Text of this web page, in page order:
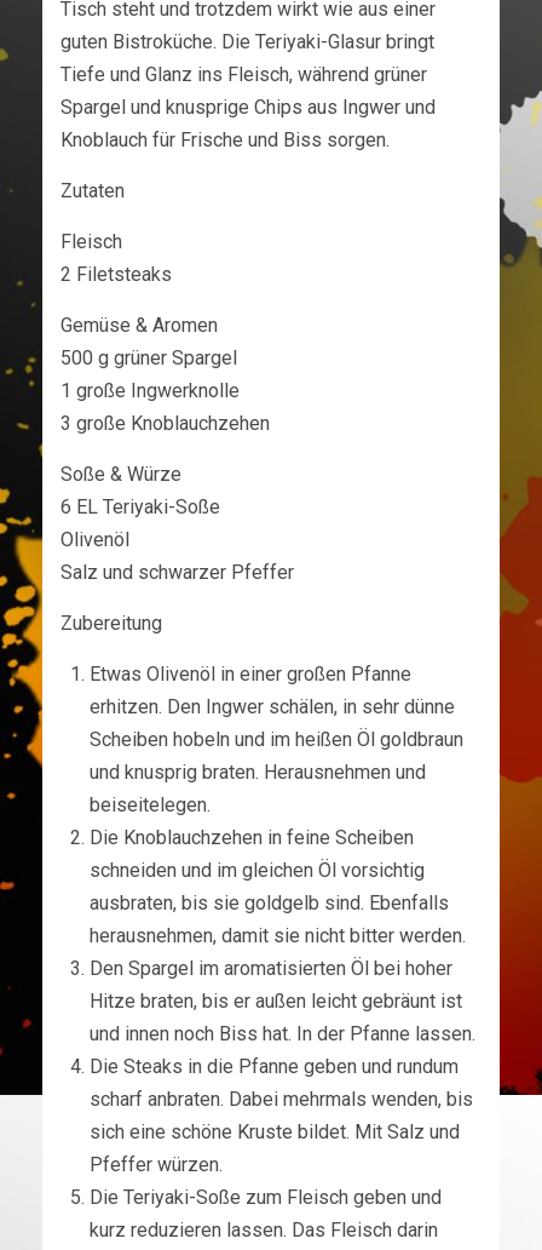
Tisch steht und trotzdem wirkt wie aus einer
guten Bistroküche. Die Teriyaki-Glasur bringt
Tiefe und Glanz ins Fleisch, während grüner
Spargel und knusprige Chips aus Ingwer und
Knoblauch für Frische und Biss sorgen.
Zutaten
Fleisch
2 Filetsteaks
Gemüse & Aromen
500 g grüner Spargel
1 große Ingwerknolle
3 große Knoblauchzehen
Soße & Würze
6 EL Teriyaki-Soße
Olivenöl
Salz und schwarzer Pfeffer
Zubereitung
Etwas Olivenöl in einer großen Pfanne
erhitzen. Den Ingwer schälen, in sehr dünne
Scheiben hobeln und im heißen Öl goldbraun
und knusprig braten. Herausnehmen und
beiseitelegen.
Die Knoblauchzehen in feine Scheiben
schneiden und im gleichen Öl vorsichtig
ausbraten, bis sie goldgelb sind. Ebenfalls
herausnehmen, damit sie nicht bitter werden.
Den Spargel im aromatisierten Öl bei hoher
Hitze braten, bis er außen leicht gebräunt ist
und innen noch Biss hat. In der Pfanne lassen.
Die Steaks in die Pfanne geben und rundum
scharf anbraten. Dabei mehrmals wenden, bis
sich eine schöne Kruste bildet. Mit Salz und
Pfeffer würzen.
Die Teriyaki-Soße zum Fleisch geben und
kurz reduzieren lassen. Das Fleisch darin